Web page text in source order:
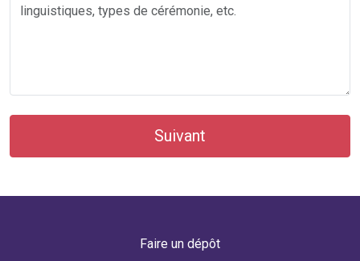
Suivant
Faire un dépôt